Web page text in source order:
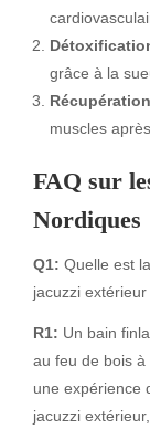
grâce à la
muscles
FAQ sur
Nordiques
Q1: Quelle est
jacuzzi extérieur
R1: Un bain
au feu de bois
une expérience
jacuzzi